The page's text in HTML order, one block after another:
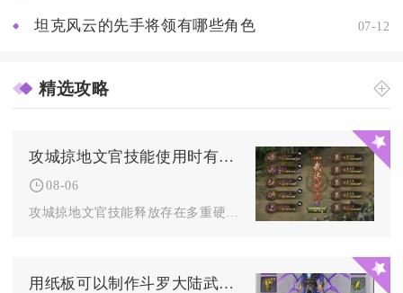
坦克风云的先手将领有哪些角色 07-12
精选攻略
攻城掠地文官技能使用时有什么要求
08-06
用纸板可以制作斗罗大陆武魂吗